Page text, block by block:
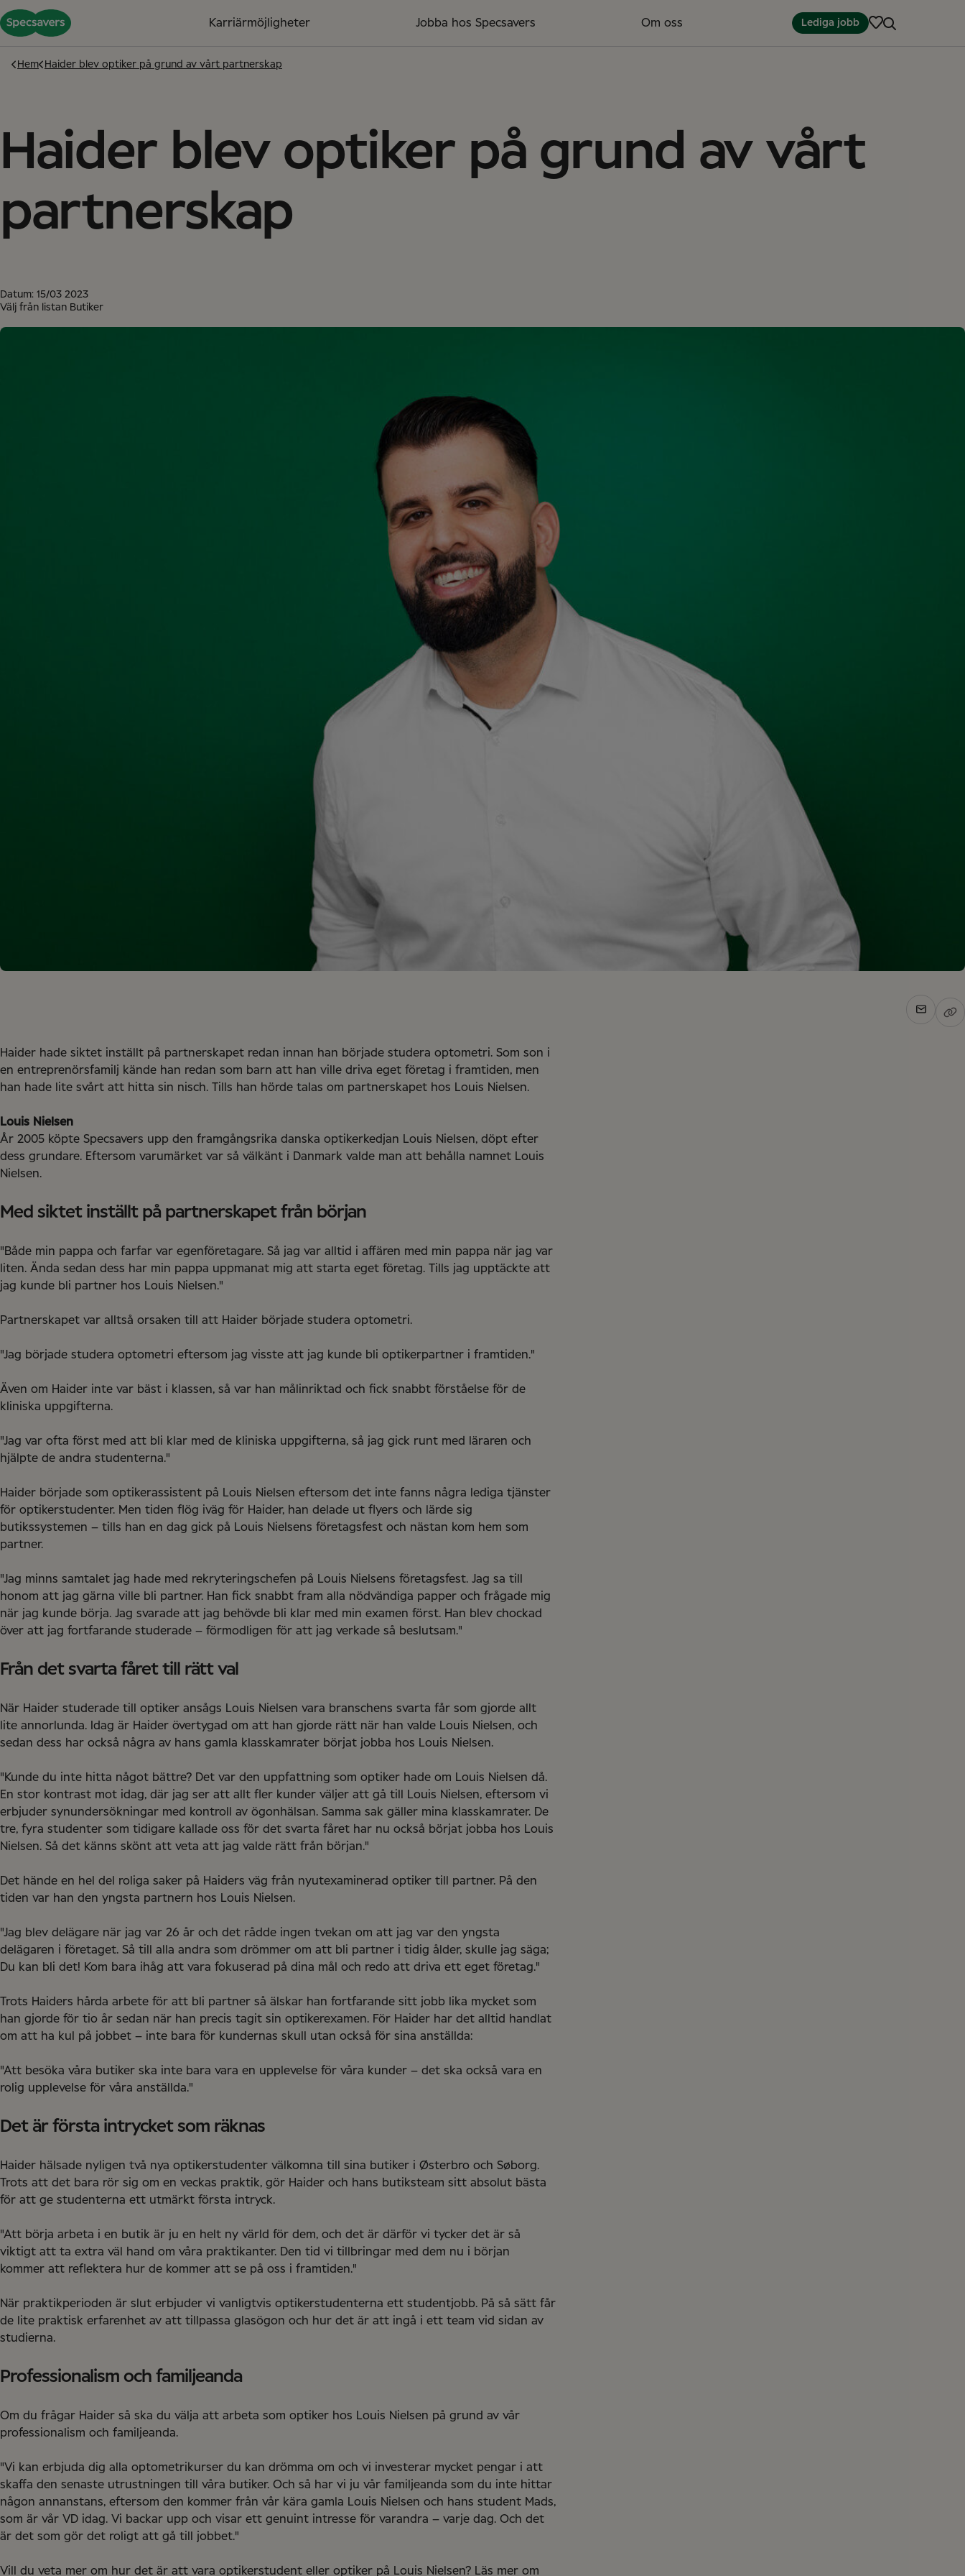
Karriärmöjligheter Jobba hos Specsavers Om oss Lediga jobb
Hem Haider blev optiker på grund av vårt partnerskap
Haider blev optiker på grund av vårt
partnerskap
Datum: 15/03 2023
Välj från listan Butiker
Haider hade siktet inställt på partnerskapet redan innan han började studera optometri. Som son i
en entreprenörsfamilj kände han redan som barn att han ville driva eget företag i framtiden, men
han hade lite svårt att hitta sin nisch. Tills han hörde talas om partnerskapet hos Louis Nielsen.
Louis Nielsen
År 2005 köpte Specsavers upp den framgångsrika danska optikerkedjan Louis Nielsen, döpt efter
dess grundare. Eftersom varumärket var så välkänt i Danmark valde man att behålla namnet Louis
Nielsen.
Med siktet inställt på partnerskapet från början
"Både min pappa och farfar var egenföretagare. Så jag var alltid i affären med min pappa när jag var
liten. Ända sedan dess har min pappa uppmanat mig att starta eget företag. Tills jag upptäckte att
jag kunde bli partner hos Louis Nielsen."
Partnerskapet var alltså orsaken till att Haider började studera optometri.
"Jag började studera optometri eftersom jag visste att jag kunde bli optikerpartner i framtiden."
Även om Haider inte var bäst i klassen, så var han målinriktad och fick snabbt förståelse för de
kliniska uppgifterna.
"Jag var ofta först med att bli klar med de kliniska uppgifterna, så jag gick runt med läraren och
hjälpte de andra studenterna."
Haider började som optikerassistent på Louis Nielsen eftersom det inte fanns några lediga tjänster
för optikerstudenter. Men tiden flög iväg för Haider, han delade ut flyers och lärde sig
butikssystemen – tills han en dag gick på Louis Nielsens företagsfest och nästan kom hem som
partner.
"Jag minns samtalet jag hade med rekryteringschefen på Louis Nielsens företagsfest. Jag sa till
honom att jag gärna ville bli partner. Han fick snabbt fram alla nödvändiga papper och frågade mig
när jag kunde börja. Jag svarade att jag behövde bli klar med min examen först. Han blev chockad
över att jag fortfarande studerade – förmodligen för att jag verkade så beslutsam."
Från det svarta fåret till rätt val
När Haider studerade till optiker ansågs Louis Nielsen vara branschens svarta får som gjorde allt
lite annorlunda. Idag är Haider övertygad om att han gjorde rätt när han valde Louis Nielsen, och
sedan dess har också några av hans gamla klasskamrater börjat jobba hos Louis Nielsen.
"Kunde du inte hitta något bättre? Det var den uppfattning som optiker hade om Louis Nielsen då.
En stor kontrast mot idag, där jag ser att allt fler kunder väljer att gå till Louis Nielsen, eftersom vi
erbjuder synundersökningar med kontroll av ögonhälsan. Samma sak gäller mina klasskamrater. De
tre, fyra studenter som tidigare kallade oss för det svarta fåret har nu också börjat jobba hos Louis
Nielsen. Så det känns skönt att veta att jag valde rätt från början."
Det hände en hel del roliga saker på Haiders väg från nyutexaminerad optiker till partner. På den
tiden var han den yngsta partnern hos Louis Nielsen.
"Jag blev delägare när jag var 26 år och det rådde ingen tvekan om att jag var den yngsta
delägaren i företaget. Så till alla andra som drömmer om att bli partner i tidig ålder, skulle jag säga;
Du kan bli det! Kom bara ihåg att vara fokuserad på dina mål och redo att driva ett eget företag."
Trots Haiders hårda arbete för att bli partner så älskar han fortfarande sitt jobb lika mycket som
han gjorde för tio år sedan när han precis tagit sin optikerexamen. För Haider har det alltid handlat
om att ha kul på jobbet – inte bara för kundernas skull utan också för sina anställda:
"Att besöka våra butiker ska inte bara vara en upplevelse för våra kunder – det ska också vara en
rolig upplevelse för våra anställda."
Det är första intrycket som räknas
Haider hälsade nyligen två nya optikerstudenter välkomna till sina butiker i Østerbro och Søborg.
Trots att det bara rör sig om en veckas praktik, gör Haider och hans butiksteam sitt absolut bästa
för att ge studenterna ett utmärkt första intryck.
"Att börja arbeta i en butik är ju en helt ny värld för dem, och det är därför vi tycker det är så
viktigt att ta extra väl hand om våra praktikanter. Den tid vi tillbringar med dem nu i början
kommer att reflektera hur de kommer att se på oss i framtiden."
När praktikperioden är slut erbjuder vi vanligtvis optikerstudenterna ett studentjobb. På så sätt får
de lite praktisk erfarenhet av att tillpassa glasögon och hur det är att ingå i ett team vid sidan av
studierna.
Professionalism och familjeanda
Om du frågar Haider så ska du välja att arbeta som optiker hos Louis Nielsen på grund av vår
professionalism och familjeanda.
"Vi kan erbjuda dig alla optometrikurser du kan drömma om och vi investerar mycket pengar i att
skaffa den senaste utrustningen till våra butiker. Och så har vi ju vår familjeanda som du inte hittar
någon annanstans, eftersom den kommer från vår kära gamla Louis Nielsen och hans student Mads,
som är vår VD idag. Vi backar upp och visar ett genuint intresse för varandra – varje dag. Och det
är det som gör det roligt att gå till jobbet."
Vill du veta mer om hur det är att vara optikerstudent eller optiker på Louis Nielsen? Läs mer om